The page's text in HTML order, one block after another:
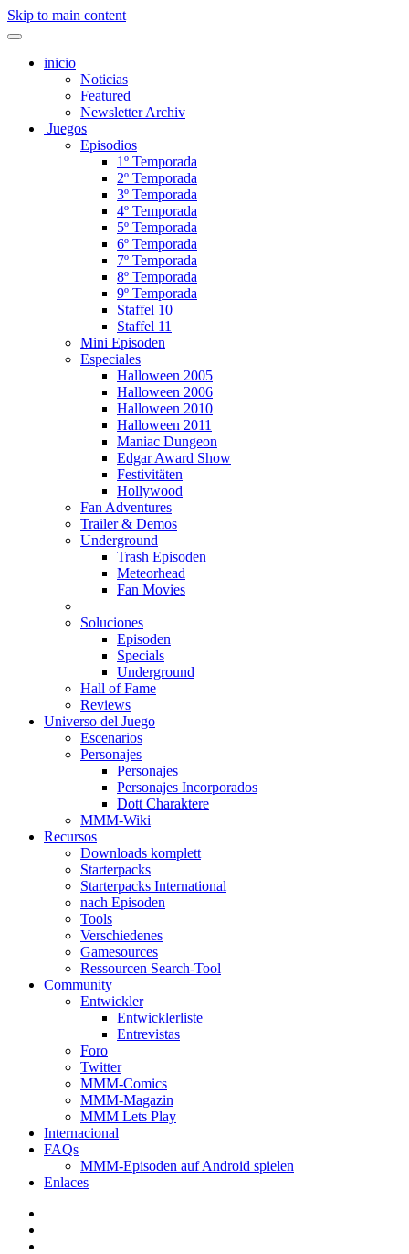
Skip to main content
inicio
Noticias
Featured
Newsletter Archiv
Juegos
Episodios
1º Temporada
2º Temporada
3º Temporada
4º Temporada
5º Temporada
6º Temporada
7º Temporada
8º Temporada
9º Temporada
Staffel 10
Staffel 11
Mini Episoden
Especiales
Halloween 2005
Halloween 2006
Halloween 2010
Halloween 2011
Maniac Dungeon
Edgar Award Show
Festivitäten
Hollywood
Fan Adventures
Trailer & Demos
Underground
Trash Episoden
Meteorhead
Fan Movies
Soluciones
Episoden
Specials
Underground
Hall of Fame
Reviews
Universo del Juego
Escenarios
Personajes
Personajes
Personajes Incorporados
Dott Charaktere
MMM-Wiki
Recursos
Downloads komplett
Starterpacks
Starterpacks International
nach Episoden
Tools
Verschiedenes
Gamesources
Ressourcen Search-Tool
Community
Entwickler
Entwicklerliste
Entrevistas
Foro
Twitter
MMM-Comics
MMM-Magazin
MMM Lets Play
Internacional
FAQs
MMM-Episoden auf Android spielen
Enlaces